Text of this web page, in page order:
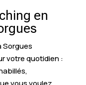
en
Sorgues
votre quotidien :